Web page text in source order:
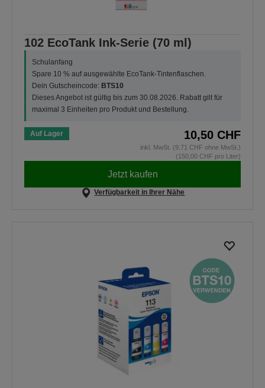
102 EcoTank Ink-Serie (70 ml)
Schulanfang
Spare 10 % auf ausgewählte EcoTank-Tintenflaschen.
Dein Gutscheincode: BTS10
Dieses Angebot ist gültig bis zum 30.08.2026. Rabatt gilt für
maximal 3 Einheiten pro Produkt und Bestellung.
Auf Lager 10,50 CHF
inkl. MwSt. (9,71 CHF ohne MwSt.)
(150,00 CHF pro Liter)
Jetzt kaufen
Verfügbarkeit in Ihrer Nähe